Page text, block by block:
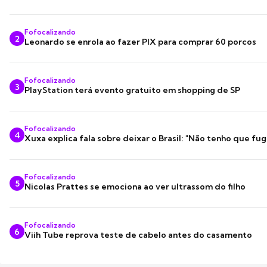
2
Fofocalizando
Leonardo se enrola ao fazer PIX para comprar 60 porcos
3
Fofocalizando
PlayStation terá evento gratuito em shopping de SP
4
Fofocalizando
Xuxa explica fala sobre deixar o Brasil: "Não tenho que
5
Fofocalizando
Nicolas Prattes se emociona ao ver ultrassom do filho
6
Fofocalizando
Viih Tube reprova teste de cabelo antes do casamento